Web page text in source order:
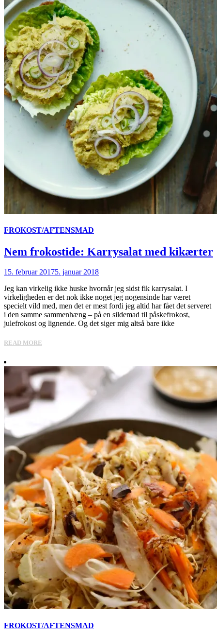
FROKOST/AFTENSMAD
Nem frokostide: Karrysalat med kikærter
15. februar 20175. januar 2018
Jeg kan virkelig ikke huske hvornår jeg sidst fik karrysalat. I
virkeligheden er det nok ikke noget jeg nogensinde har været
specielt vild med, men det er mest fordi jeg altid har fået det serveret
i den samme sammenhæng – på en sildemad til påskefrokost,
julefrokost og lignende. Og det siger mig altså bare ikke
READ MORE
FROKOST/AFTENSMAD